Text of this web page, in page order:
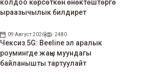
колдоо көрсөткөн өнөктөштөргө
ыраазычылык билдирет
09 Август 2026 2480
Чексиз 5G: Beeline эл аралык
роумингде жаңы муундагы
байланышты тартуулайт